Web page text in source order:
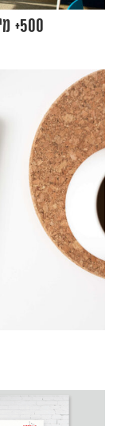
500+ מיתוג קירות משרדים בבולגריה